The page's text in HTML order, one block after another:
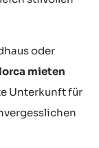
oder
mieten
Unterkunft für